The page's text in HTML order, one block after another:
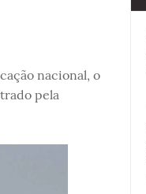
nacional, o
pela